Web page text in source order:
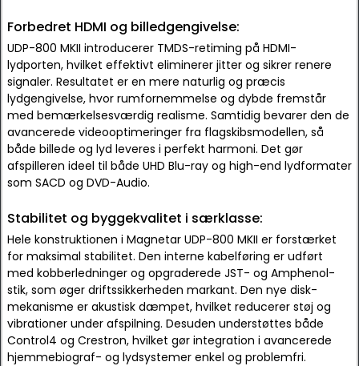
Forbedret HDMI og billedgengivelse:
UDP-800 MKII introducerer TMDS-retiming på HDMI-
lydporten, hvilket effektivt eliminerer jitter og sikrer renere
signaler. Resultatet er en mere naturlig og præcis
lydgengivelse, hvor rumfornemmelse og dybde fremstår
med bemærkelsesværdig realisme. Samtidig bevarer den de
avancerede videooptimeringer fra flagskibsmodellen, så
både billede og lyd leveres i perfekt harmoni. Det gør
afspilleren ideel til både UHD Blu-ray og high-end lydformater
som SACD og DVD-Audio.
Stabilitet og byggekvalitet i særklasse:
Hele konstruktionen i Magnetar UDP-800 MKII er forstærket
for maksimal stabilitet. Den interne kabelføring er udført
med kobberledninger og opgraderede JST- og Amphenol-
stik, som øger driftssikkerheden markant. Den nye disk-
mekanisme er akustisk dæmpet, hvilket reducerer støj og
vibrationer under afspilning. Desuden understøttes både
Control4 og Crestron, hvilket gør integration i avancerede
hjemmebiograf- og lydsystemer enkel og problemfri.